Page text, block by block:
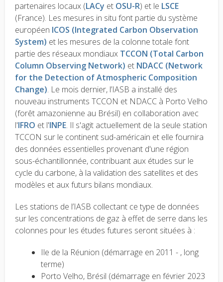
partenaires locaux (LACy et OSU-R) et le LSCE
(France). Les mesures in situ font partie du système
européen ICOS (Integrated Carbon Observation
System) et les mesures de la colonne totale font
partie des réseaux mondiaux TCCON (Total Carbon
Column Observing Network) et NDACC (Network
for the Detection of Atmospheric Composition
Change). Le mois dernier, l’IASB a installé des
nouveau instruments TCCON et NDACC à Porto Velho
(forêt amazonienne au Brésil) en collaboration avec
l'IFRO et l'INPE. Il s'agit actuellement de la seule station
TCCON sur le continent sud-américain et elle fournira
des données essentielles provenant d'une région
sous-échantillonnée, contribuant aux études sur le
cycle du carbone, à la validation des satellites et des
modèles et aux futurs bilans mondiaux.
Les stations de l’IASB collectant ce type de données
sur les concentrations de gaz à effet de serre dans les
colonnes pour les études futures seront situées à :
Ile de la Réunion (démarrage en 2011 - , long
terme)
Porto Velho, Brésil (démarrage en février 2023